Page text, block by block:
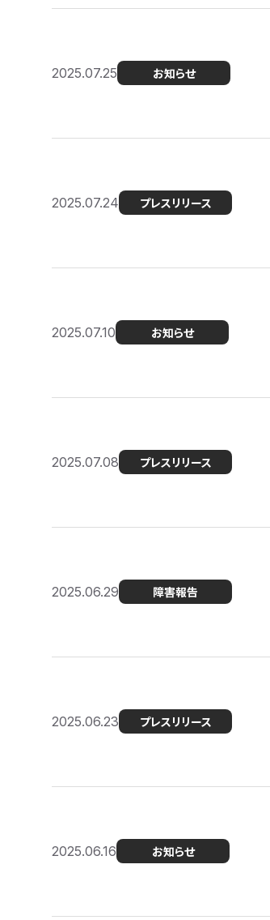
2025.07.25 お知らせ
2025.07.24 プレスリリース
2025.07.10 お知らせ
2025.07.08 プレスリリース
2025.06.29 障害報告
2025.06.23 プレスリリース
2025.06.16 お知らせ